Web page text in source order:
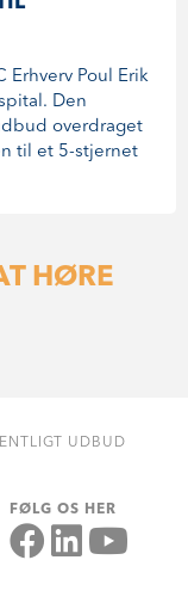
Erhverv Poul Erik
Den
overdraget
til et 5-stjernet
HØRE
UDBUD
FØLG OS HER